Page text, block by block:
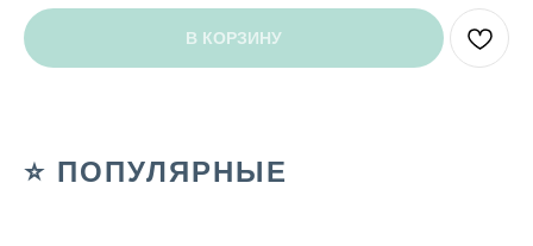
В КОРЗИНУ
⭐️ ПОПУЛЯРНЫЕ